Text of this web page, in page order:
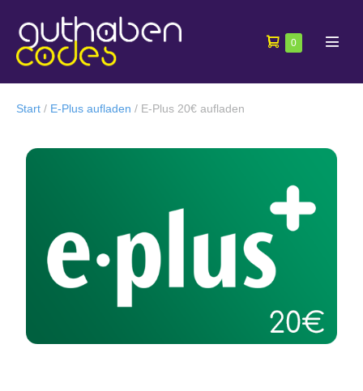
0
Start / E-Plus aufladen / E-Plus 20€ aufladen